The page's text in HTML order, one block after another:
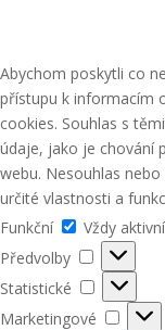
Abychom poskytli co
přístupu k informacím
cookies. Souhlas s
údaje, jako je chování
webu. Nesouhlas
určité vlastnosti a
Funkční
Funkční
Vždy aktivní
Předvolby
Předvolby
Statistické
Statistické
Marketingové